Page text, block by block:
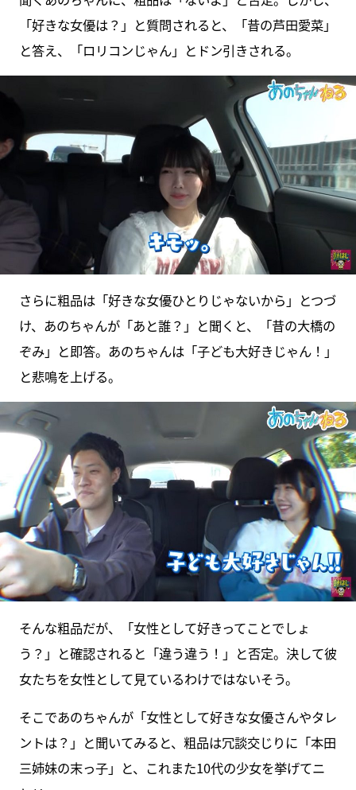
「好きな女優は？」と質問されると、「昔の芦田愛菜」
と答え、「ロリコンじゃん」とドン引きされる。
さらに粗品は「好きな女優ひとりじゃないから」とつづ
け、あのちゃんが「あと誰？」と聞くと、「昔の大橋の
ぞみ」と即答。あのちゃんは「子ども大好きじゃん！」
と悲鳴を上げる。
そんな粗品だが、「女性として好きってことでしょ
う？」と確認されると「違う違う！」と否定。決して彼
女たちを女性として見ているわけではないそう。
そこであのちゃんが「女性として好きな女優さんやタレ
ントは？」と聞いてみると、粗品は冗談交じりに「本田
三姉妹の末っ子」と、これまた10代の少女を挙げてニ